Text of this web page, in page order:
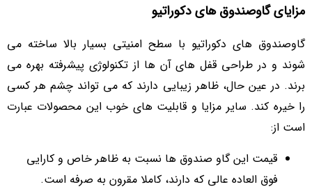
مزایای گاوصندوق های دکوراتیو
گاوصندوق های دکوراتیو با سطح امنیتی بسیار بالا ساخته می
شوند و در طراحی قفل های آن ها از تکنولوژی پیشرفته بهره می
برند. در عین حال، ظاهر زیبایی دارند که می تواند چشم هر کسی
را خیره کند. سایر مزایا و قابلیت های خوب این محصولات عبارت
است از:
قیمت این گاو صندوق ها نسبت به ظاهر خاص و کارایی
فوق العاده عالی که دارند، کاملا مقرون به صرفه است.